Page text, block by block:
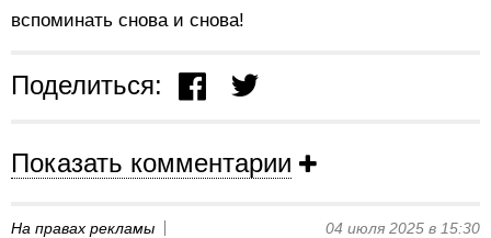
вспоминать снова и снова!
Поделиться:
Показать комментарии
На правах рекламы 04 июля 2025 в 15:30